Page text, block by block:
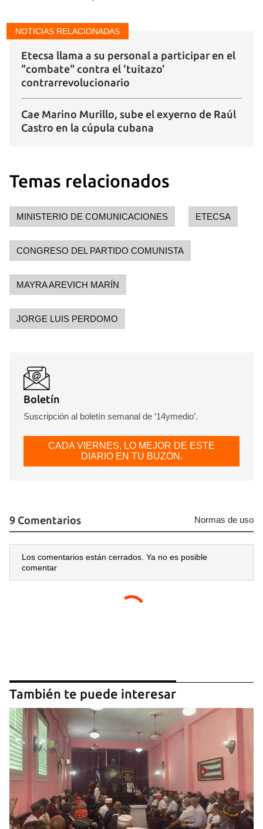
INICIAR SESIÓN
NOTICIAS RELACIONADAS
Etecsa llama a su personal a participar en el
"combate" contra el 'tuitazo'
contrarrevolucionario
Cae Marino Murillo, sube el exyerno de Raúl
Castro en la cúpula cubana
Temas relacionados
MINISTERIO DE COMUNICACIONES ETECSA
CONGRESO DEL PARTIDO COMUNISTA
MAYRA AREVICH MARÍN
JORGE LUIS PERDOMO
Boletín
Suscripción al boletín semanal de ‘14ymedio’.
CADA VIERNES, LO MEJOR DE ESTE
DIARIO EN TU BUZÓN.
9 Comentarios Normas de uso
Los comentarios están cerrados. Ya no es posible
comentar
También te puede interesar